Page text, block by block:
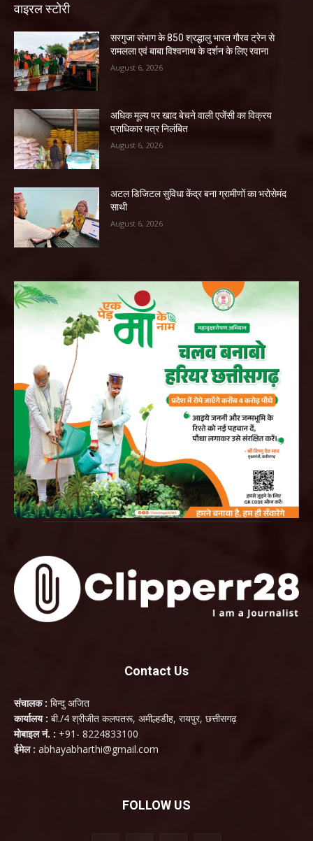
वाइरल स्टोरी
सरगुजा संभाग के 850 श्रद्धालु भारत गौरव ट्रेन से
रामलला एवं बाबा विश्वनाथ के दर्शन के लिए रवाना
August 6, 2026
अधिक मूल्य पर खाद बेचने वाली एजेंसी का विक्रय
प्राधिकार पत्र निलंबित
August 6, 2026
अटल डिजिटल सुविधा केंद्र बना ग्रामीणों का भरोसेमंद
साथी
August 6, 2026
Contact Us
संचालक : बिन्दु अजित
कार्यालय : बी./4 श्रीजीत कलपतरू, अमील्हडीह, रायपुर, छत्तीसगढ़
मोबाइल नं. : +91- 8224833100
ईमेल : abhayabharthi@gmail.com
FOLLOW US